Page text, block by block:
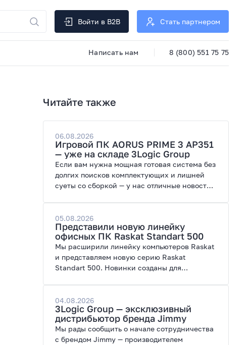
Войти в B2B Стать партнером
Написать нам 8 (800) 551 75 75
Читайте также
06.08.2026
Игровой ПК AORUS PRIME 3 AP351
— уже на складе 3Logic Group
Если вам нужна мощная готовая система без
долгих поисков комплектующих и лишней
суеты со сборкой — у нас отличные новости.
графических нагрузок, современных игр и
работы с нейросетями.
05.08.2026
Представили новую линейку
офисных ПК Raskat Standart 500
Мы расширили линейку компьютеров Raskat
и представляем новую серию Raskat
Standart 500. Новинки созданы для
энергоэффективность и широкие
возможности модернизации.
04.08.2026
3Logic Group — эксклюзивный
дистрибьютор бренда Jimmy
Мы рады сообщить о начале сотрудничества
с брендом Jimmy — производителем